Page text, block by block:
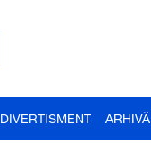
DIVERTISMENT ARHIVĂ